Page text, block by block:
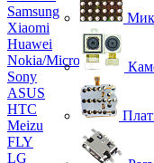
Samsung
Xiaomi
Huawei
Nokia/Microsoft
Sony
ASUS
HTC
Meizu
FLY
LG